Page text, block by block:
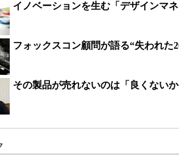
イノベーションを生む「デザインマ
フォックスコン顧問が語る“失われた
その製品が売れないのは「良くない